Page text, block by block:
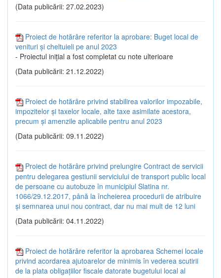
(Data publicării: 27.02.2023)
Proiect de hotărâre referitor la aprobare: Buget local de
venituri și cheltuieli pe anul 2023
- Proiectul inițial a fost completat cu note ulterioare
(Data publicării: 21.12.2022)
Proiect de hotărâre privind stabilirea valorilor impozabile,
impozitelor și taxelor locale, alte taxe asimilate acestora,
precum și amenzile aplicabile pentru anul 2023
(Data publicării: 09.11.2022)
Proiect de hotărâre privind prelungire Contract de servicii
pentru delegarea gestiunii serviciului de transport public local
de persoane cu autobuze în municipiul Slatina nr.
1066/29.12.2017, până la încheierea procedurii de atribuire
și semnarea unui nou contract, dar nu mai mult de 12 luni
(Data publicării: 04.11.2022)
Proiect de hotărâre referitor la aprobarea Schemei locale
privind acordarea ajutoarelor de minimis în vederea scutirii
de la plata obligațiilor fiscale datorate bugetului local al